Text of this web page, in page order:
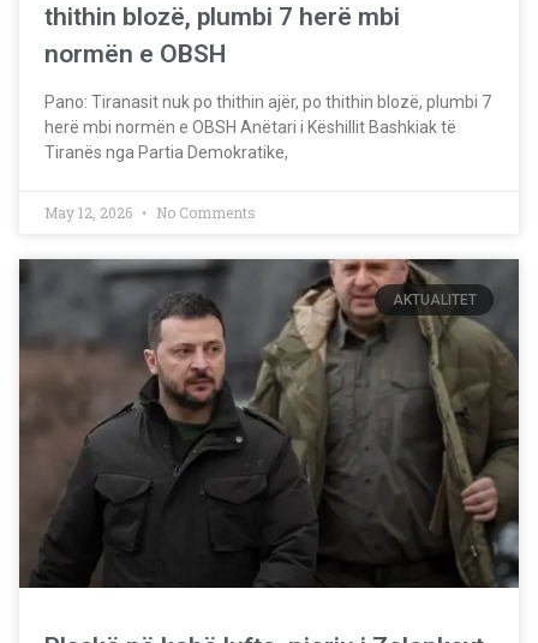
thithin blozë, plumbi 7 herë mbi
normën e OBSH
Pano: Tiranasit nuk po thithin ajër, po thithin blozë, plumbi 7
herë mbi normën e OBSH Anëtari i Këshillit Bashkiak të
Tiranës nga Partia Demokratike,
May 12, 2026 No Comments
AKTUALITET